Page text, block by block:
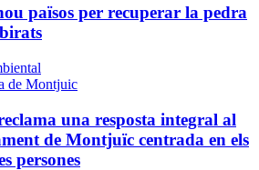
països per recuperar la pedra
una resposta integral al
de Montjuïc centrada en els
persones